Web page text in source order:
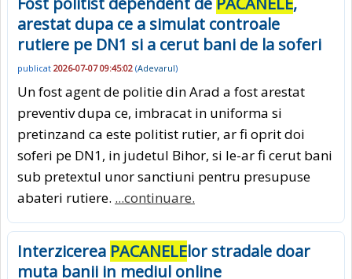
arestat dupa ce a simulat controale
rutiere pe DN1 si a cerut bani de la soferi
publicat 2026-07-07 09:45:02 (Adevarul)
Un fost agent de politie din Arad a fost arestat
preventiv dupa ce, imbracat in uniforma si
pretinzand ca este politist rutier, ar fi oprit doi
soferi pe DN1, in judetul Bihor, si le-ar fi cerut bani
sub pretextul unor sanctiuni pentru presupuse
abateri rutiere. ...continuare.
Interzicerea PACANELElor stradale doar
muta banii in mediul online